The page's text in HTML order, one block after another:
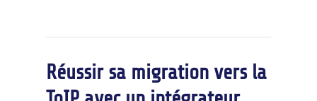
Réussir sa migration vers la